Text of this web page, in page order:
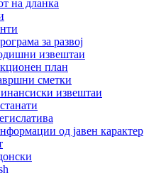
на дланка
за развој
извештаи
план
сметки
извештаи
од јавен карактер